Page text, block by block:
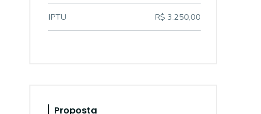
IPTU R$ 3.250,00
Proposta